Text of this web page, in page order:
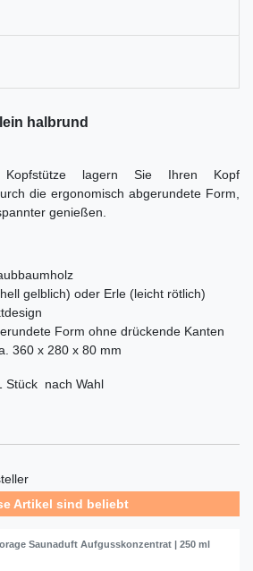
halbrund
lagern Sie Ihren Kopf
die ergonomisch abgerundete Form,
genießen.
gelblich) oder Erle (leicht rötlich)
Form ohne drückende Kanten
360 x 280 x 80 mm
Stück nach Wahl
Artikel sind beliebt
Saunaduft Aufgusskonzentrat | 250 ml